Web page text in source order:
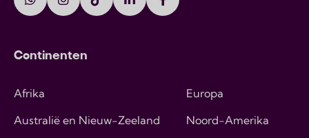
Continenten
Afrika
Australië en Nieuw-Zeeland
Europa
Noord-Amerika